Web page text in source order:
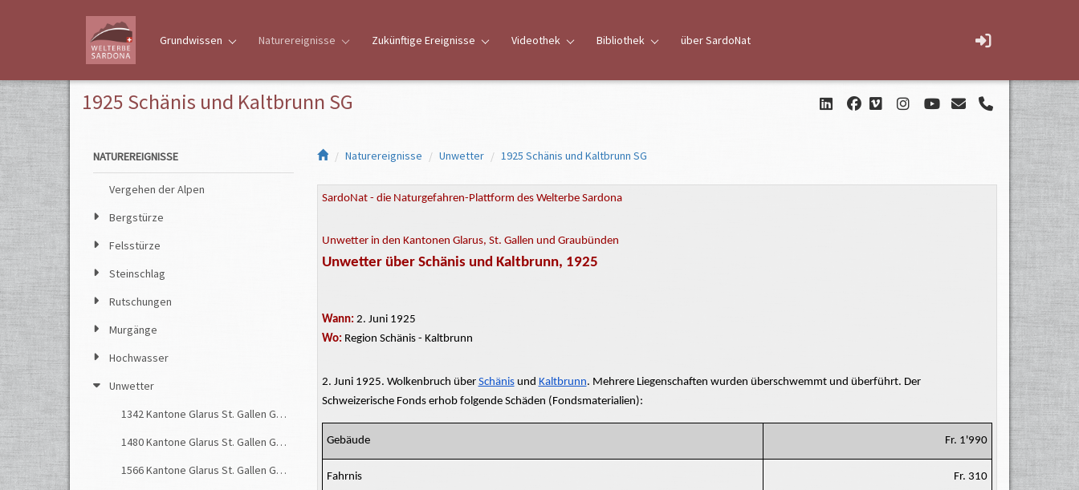
Grundwissen Naturereignisse Zukünftige Ereignisse Videothek Bibliothek über SardoNat
1925 Schänis und Kaltbrunn SG
Naturereignisse Unwetter 1925 Schänis und Kaltbrunn SG
SardoNat - die Naturgefahren-Plattform des Welterbe Sardona
Unwetter in den Kantonen Glarus, St. Gallen und Graubünden
Unwetter über Schänis und Kaltbrunn, 1925
Wann: 2. Juni 1925
Wo: Region Schänis - Kaltbrunn
2. Juni 1925. Wolkenbruch über Schänis und Kaltbrunn. Mehrere Liegenschaften wurden überschwemmt und überführt. Der
Schweizerische Fonds erhob folgende Schäden (Fondsmaterialien):
Gebäude Fr. 1'990
Fahrnis Fr. 310
NATUREREIGNISSE
Vergehen der Alpen
Bergstürze
Felsstürze
Steinschlag
Rutschungen
Murgänge
Hochwasser
Unwetter
1342 Kantone Glarus St. Gallen Graubünden
1480 Kantone Glarus St. Gallen Graubünden
1566 Kantone Glarus St. Gallen Graubünden